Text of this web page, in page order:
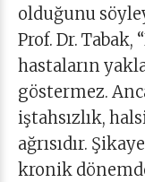
olduğunu
Prof. Dr.
hastaların
göstermez.
iştahsızlık,
ağrısıdır.
kronik